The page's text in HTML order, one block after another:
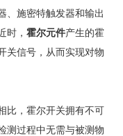
、施密特触发器和输出
时， 霍尔元件产生的霍
关信号，从而实现对物
比，霍尔开关拥有不可
测过程中无需与被测物